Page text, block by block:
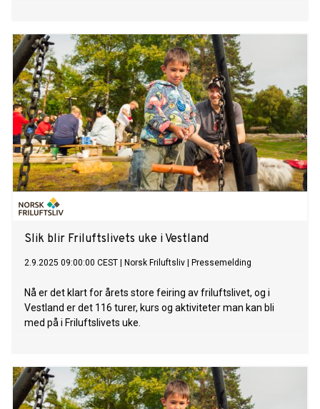
Slik blir Friluftslivets uke i Vestland
2.9.2025 09:00:00 CEST Norsk Friluftsliv Pressemelding
Nå er det klart for årets store feiring av friluftslivet, og i
Vestland er det 116 turer, kurs og aktiviteter man kan bli
med på i Friluftslivets uke.